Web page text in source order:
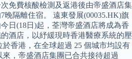
免費核酸檢測及返港後由帝盛酒店集
晚隔離住宿。 遠東發展(00035.HK)旗
日(18日)起，荃灣帝盛酒店將成為香
酒店，以紓緩現時香港醫療系統的壓
香港，在全球超過 25 個城市均設有
，帝盛酒店集團已合共接待超過